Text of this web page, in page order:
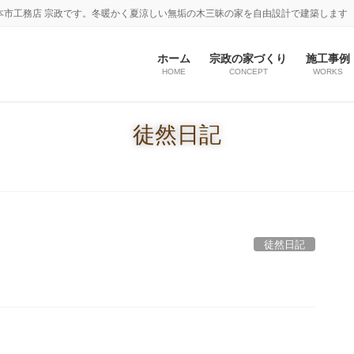
工務店 宗政です。冬暖かく夏涼しい無垢の木三昧の家を自由設計で建築します
ホーム
HOME
宗政の家づくり
CONCEPT
施工事例
WORKS
徒然日記
徒然日記